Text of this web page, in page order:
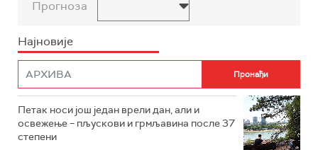
Прогноза
Најновије
Петак носи још један врели дан, али и
освежење – пљускови и грмљавина после 37
степени